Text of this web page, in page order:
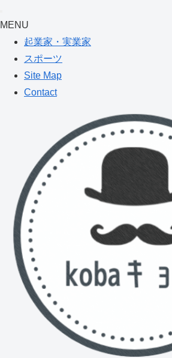
MENU
起業家・実業家
スポーツ
Site Map
Contact